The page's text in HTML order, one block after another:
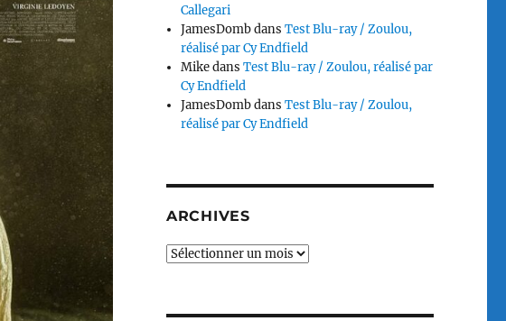
Callegari
JamesDombdansTest Blu-ray / Zoulou,
réalisé par Cy Endfield
MikedansTest Blu-ray / Zoulou, réalisé par
Cy Endfield
JamesDombdansTest Blu-ray / Zoulou,
réalisé par Cy Endfield
ARCHIVES
Archives